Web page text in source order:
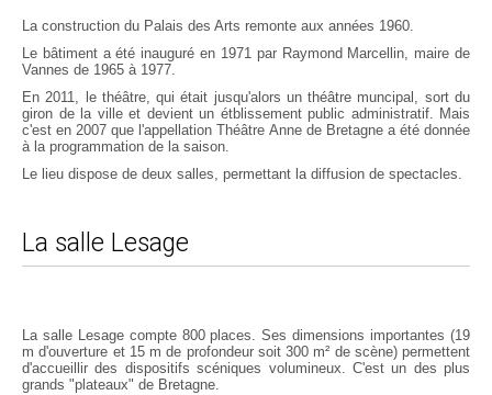
La construction du Palais des Arts remonte aux années 1960.
Le bâtiment a été inauguré en 1971 par Raymond Marcellin, maire de
Vannes de 1965 à 1977.
En 2011, le théâtre, qui était jusqu'alors un théâtre muncipal, sort du
giron de la ville et devient un étblissement public administratif. Mais
c'est en 2007 que l'appellation Théâtre Anne de Bretagne a été donnée
à la programmation de la saison.
Le lieu dispose de deux salles, permettant la diffusion de spectacles.
La salle Lesage
La salle Lesage compte 800 places. Ses dimensions importantes (19
m d'ouverture et 15 m de profondeur soit 300 m² de scène) permettent
d'accueillir des dispositifs scéniques volumineux. C'est un des plus
grands "plateaux" de Bretagne.